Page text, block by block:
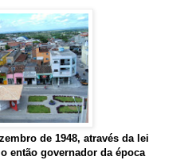
de 1948, através da lei
então governador da época